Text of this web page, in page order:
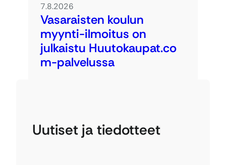
7.8.2026
Vasaraisten koulun
myynti-ilmoitus on
julkaistu Huutokaupat.co
m-palvelussa
Uutiset ja tiedotteet